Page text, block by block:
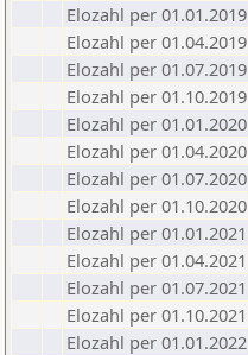
Elozahl per 01.01.2019
Elozahl per 01.04.2019
Elozahl per 01.07.2019
Elozahl per 01.10.2019
Elozahl per 01.01.2020
Elozahl per 01.04.2020
Elozahl per 01.07.2020
Elozahl per 01.10.2020
Elozahl per 01.01.2021
Elozahl per 01.04.2021
Elozahl per 01.07.2021
Elozahl per 01.10.2021
Elozahl per 01.01.2022